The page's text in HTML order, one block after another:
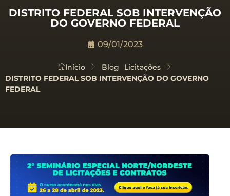
DISTRITO FEDERAL SOB INTERVENÇÃO
DO GOVERNO FEDERAL
09/01/2023
Início Blog
Licitações
DISTRITO FEDERAL SOB INTERVENÇÃO DO GOVERNO
FEDERAL